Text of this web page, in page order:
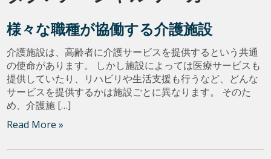
様々な職種が協働する介護施設
介護施設は、高齢者に介護サービスを提供するという共通
の使命があります。 しかし施設によっては医療サービスも
提供していたり、リハビリや生活支援も行うなど、どんな
サービスを提供するかは施設ごとに異なります。 そのた
め、介護施 […]
Read More »